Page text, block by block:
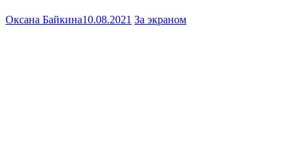
Оксана Байкина10.08.2021 За экраном